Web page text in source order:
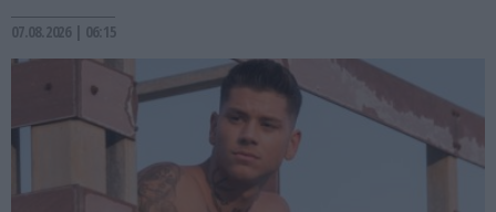
07.08.2026 | 06:15